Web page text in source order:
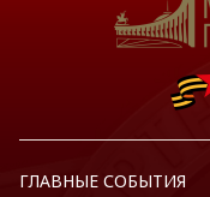
ГЛАВНЫЕ СОБЫТИЯ